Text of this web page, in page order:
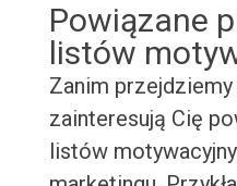
Powiązane
listów
Zanim
zainteresują Cię
listów